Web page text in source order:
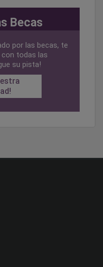
Becas
por las becas, te
con todas las
su pista!